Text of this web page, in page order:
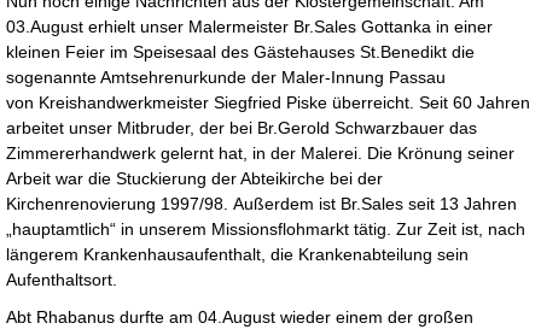
03.August erhielt unser Malermeister Br.Sales Gottanka in einer
kleinen Feier im Speisesaal des Gästehauses St.Benedikt die
sogenannte Amtsehrenurkunde der Maler-Innung Passau
von Kreishandwerkmeister Siegfried Piske überreicht. Seit 60 Jahren
arbeitet unser Mitbruder, der bei Br.Gerold Schwarzbauer das
Zimmererhandwerk gelernt hat, in der Malerei. Die Krönung seiner
Arbeit war die Stuckierung der Abteikirche bei der
Kirchenrenovierung 1997/98. Außerdem ist Br.Sales seit 13 Jahren
„hauptamtlich“ in unserem Missionsflohmarkt tätig. Zur Zeit ist, nach
längerem Krankenhausaufenthalt, die Krankenabteilung sein
Aufenthaltsort.
Abt Rhabanus durfte am 04.August wieder einem der großen